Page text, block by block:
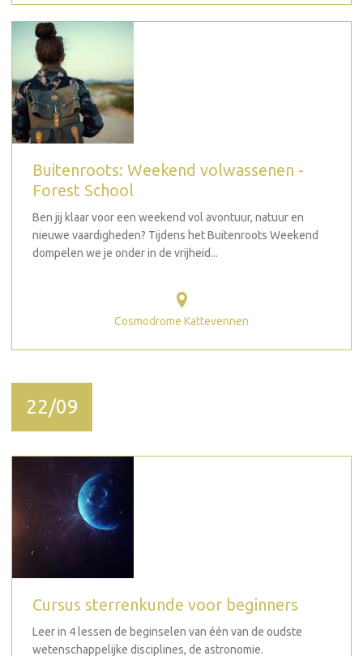
Buitenroots: Weekend volwassenen -
Forest School
Ben jij klaar voor een weekend vol avontuur, natuur en
nieuwe vaardigheden? Tijdens het Buitenroots Weekend
dompelen we je onder in de vrijheid...
Cosmodrome Kattevennen
22/09
Cursus sterrenkunde voor beginners
Leer in 4 lessen de beginselen van één van de oudste
wetenschappelijke disciplines, de astronomie.